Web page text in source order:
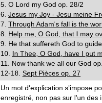
5. O Lord my God op. 28/2
6. Jesus my Joy - Jesu meine
7. Through Adam's fall is the
8. Help me, O God, that I may
9. He that suffereth God to
10. In Thee, O God, have I put
11. Now thank we all our God
12-18. Sept Pièces op. 27
Un mot d'explication s'impose
enregistré, non pas sur l'un des